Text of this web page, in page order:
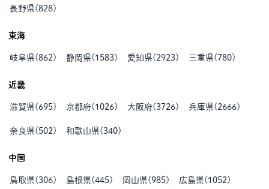
長野県(828)
東海
岐阜県(862 ) 静岡県( 1583) 愛知県( 2923) 三重県( 780)
近畿
滋賀県( 695) 京都府( 1026) 大阪府(3726) 兵庫県( 2666)
奈良県( 502 ) 和歌山県(340)
中国
鳥取県(306) 島根県(445) 岡山県(985) 広島県( 1052 )